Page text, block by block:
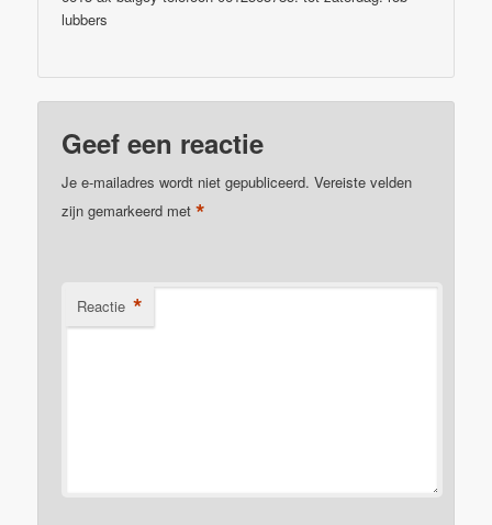
lubbers
Geef een reactie
Je e-mailadres wordt niet gepubliceerd. Vereiste velden
zijn gemarkeerd met*
Reactie *